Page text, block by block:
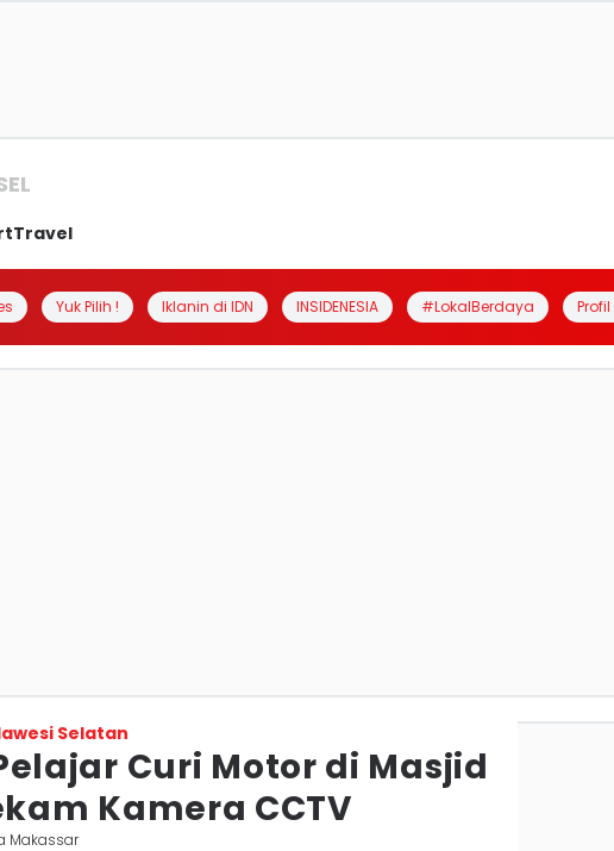
Travel
Yuk Pilih ! Iklanin di IDN INSIDENESIA #LokalBerdaya
Selatan
Curi Motor di Masjid
Kamera CCTV
Makassar